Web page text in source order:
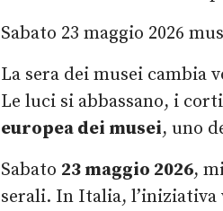
Sabato 23 maggio 2026
La sera dei musei cambia
Le luci si abbassano, i
europea dei musei, uno
Sabato 23 maggio 2026,
serali. In Italia, l’iniziativa